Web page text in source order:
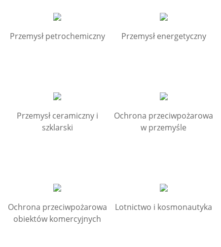
Przemysł petrochemiczny Przemysł energetyczny
Przemysł ceramiczny i
szklarski
Ochrona przeciwpożarowa
w przemyśle
Ochrona przeciwpożarowa
obiektów komercyjnych
Lotnictwo i kosmonautyka